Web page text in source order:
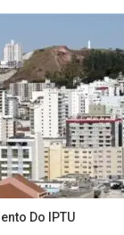
Do IPTU